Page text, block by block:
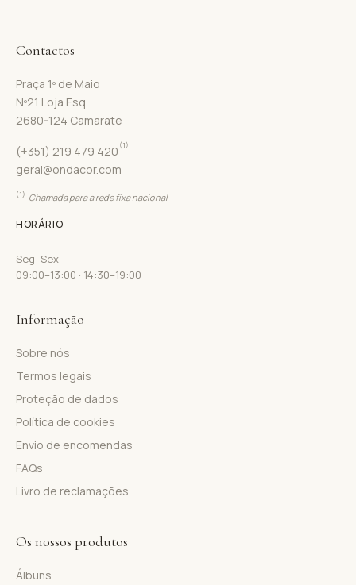
Contactos
Praça 1º de Maio
Nº21 Loja Esq
2680-124 Camarate
(+351) 219 479 420 (1)
geral@ondacor.com
(1) Chamada para a rede fixa nacional
HORÁRIO
Seg–Sex
09:00–13:00 · 14:30–19:00
Informação
Sobre nós
Termos legais
Proteção de dados
Política de cookies
Envio de encomendas
FAQs
Livro de reclamações
Os nossos produtos
Álbuns